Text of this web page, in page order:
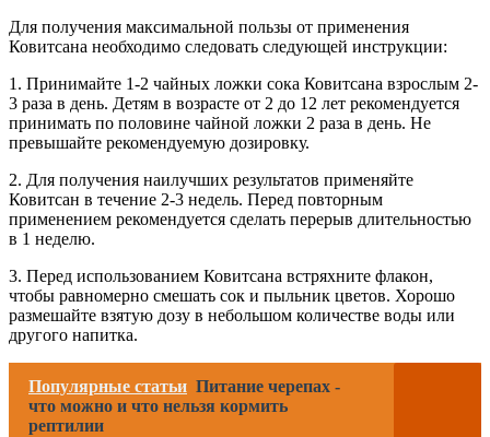
Для получения максимальной пользы от применения
Ковитсана необходимо следовать следующей инструкции:
1. Принимайте 1-2 чайных ложки сока Ковитсана взрослым 2-
3 раза в день. Детям в возрасте от 2 до 12 лет рекомендуется
принимать по половине чайной ложки 2 раза в день. Не
превышайте рекомендуемую дозировку.
2. Для получения наилучших результатов применяйте
Ковитсан в течение 2-3 недель. Перед повторным
применением рекомендуется сделать перерыв длительностью
в 1 неделю.
3. Перед использованием Ковитсана встряхните флакон,
чтобы равномерно смешать сок и пыльник цветов. Хорошо
размешайте взятую дозу в небольшом количестве воды или
другого напитка.
Популярные статьи Питание черепах -
что можно и что нельзя кормить
рептилии